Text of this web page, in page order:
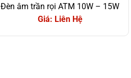
Đèn âm trần rọi ATM 10W – 15W
Giá: Liên Hệ